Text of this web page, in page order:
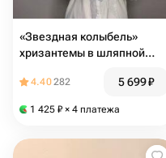
«Звездная колыбель»
хризантемы в шляпной
4.40282 5 699₽
1 425 ₽ × 4 платежа